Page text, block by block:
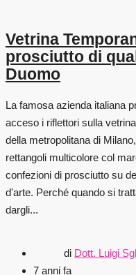
Vetrina
prosciutto di
Duomo
La famosa azienda italiana
acceso i riflettori sulla
della metropolitana di
rettangoli multicolore col
confezioni di prosciutto su
d'arte. Perché quando si
dargli...
di Dott. Luigi
7 anni fa